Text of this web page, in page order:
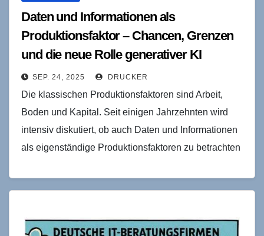
Daten und Informationen als
Produktionsfaktor – Chancen, Grenzen
und die neue Rolle generativer KI
SEP. 24, 2025 DRUCKER
Die klassischen Produktionsfaktoren sind Arbeit,
Boden und Kapital. Seit einigen Jahrzehnten wird
intensiv diskutiert, ob auch Daten und Informationen
als eigenständige Produktionsfaktoren zu betrachten